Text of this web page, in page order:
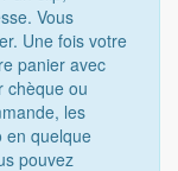
Vous
Une fois votre
panier avec
chèque ou
les
en quelque
pouvez